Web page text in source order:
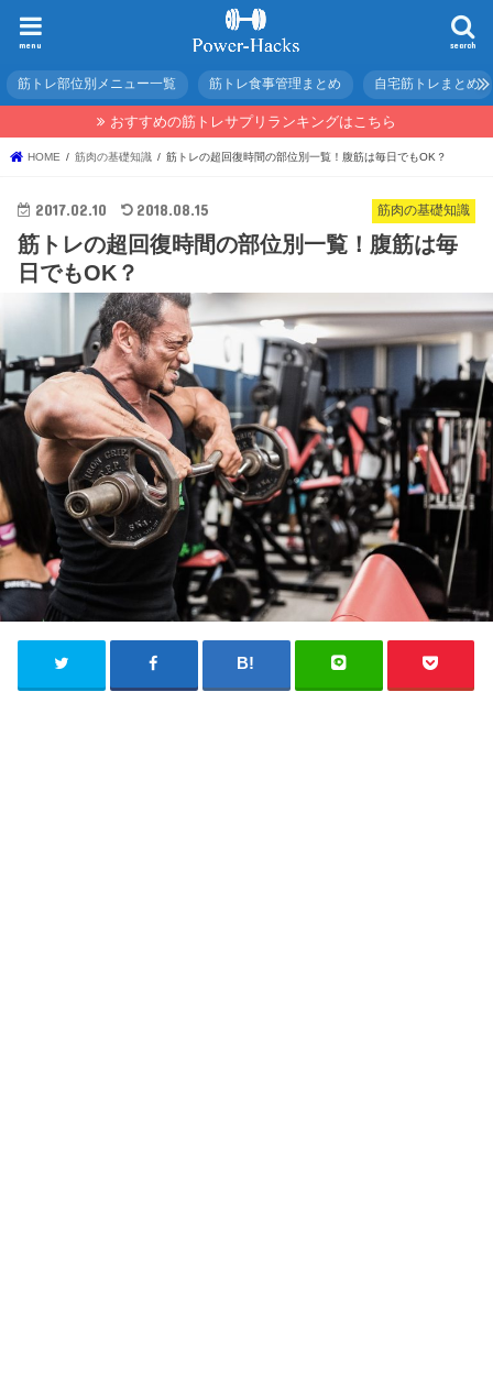
search
menu
筋トレ部位別メニュー一覧 筋トレ食事管理まとめ 自宅筋トレまとめ
おすすめの筋トレサプリランキングはこちら
HOME 筋肉の基礎知識 筋トレの超回復時間の部位別一覧！腹筋は毎日でもOK？
筋肉の基礎知識
2017.02.10 2018.08.15
筋トレの超回復時間の部位別一覧！腹筋は毎
日でもOK？